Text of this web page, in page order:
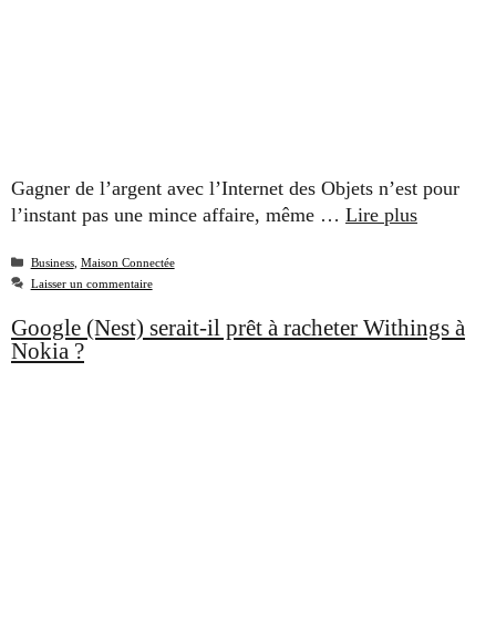
Gagner de l’argent avec l’Internet des Objets n’est pour
l’instant pas une mince affaire, même … Lire plus
Catégories
Business, Maison Connectée
Laisser un commentaire
Google (Nest) serait-il prêt à racheter Withings à
Nokia ?